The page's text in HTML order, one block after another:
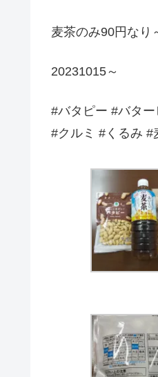
麦茶のみ90円なり
20231015～
#バタピー #バタ
#クルミ #くるみ #